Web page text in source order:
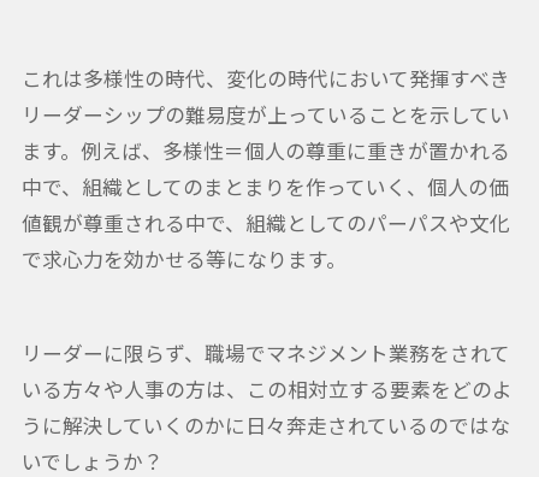
これは多様性の時代、変化の時代において発揮すべき
リーダーシップの難易度が上っていることを示してい
ます。例えば、多様性＝個人の尊重に重きが置かれる
中で、組織としてのまとまりを作っていく、個人の価
値観が尊重される中で、組織としてのパーパスや文化
で求心力を効かせる等になります。
リーダーに限らず、職場でマネジメント業務をされて
いる方々や人事の方は、この相対立する要素をどのよ
うに解決していくのかに日々奔走されているのではな
いでしょうか？